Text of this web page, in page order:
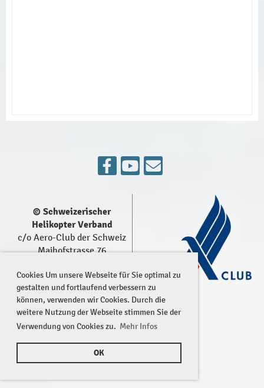
Cookies Um unsere Webseite für Sie optimal zu
gestalten und fortlaufend verbessern zu
können, verwenden wir Cookies. Durch die
weitere Nutzung der Webseite stimmen Sie der
Verwendung von Cookies zu. Mehr Infos
OK
© Schweizerischer
Helikopter Verband
c/o Aero-Club der Schweiz
Maihofstrasse 76
Impressum